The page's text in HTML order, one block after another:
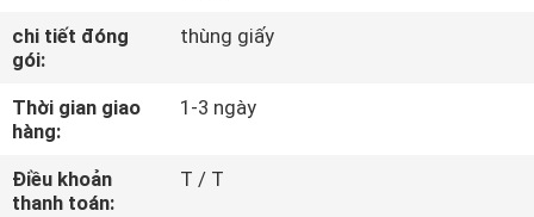
CHUYẾN
THAM
QUAN
NHÀ
MÁY
chi tiết đóng
gói:
thùng giấy
Thời gian giao
hàng:
1-3 ngày
Điều khoản
thanh toán:
T / T